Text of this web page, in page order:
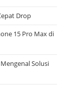
Drop
15 Pro Max di
Solusi